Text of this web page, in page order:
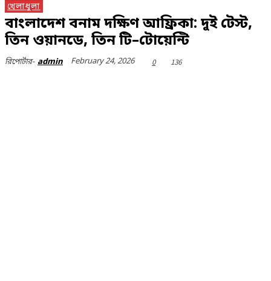
খেলাধুলা
বাংলাদেশ বনাম দক্ষিণ আফ্রিকা: দুই টেস্ট,
তিন ওয়ানডে, তিন টি–টোয়েন্টি
রিপোর্টার- admin February 24, 2026 0 136